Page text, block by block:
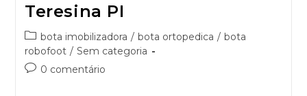
Teresina PI
bota imobilizadora / bota ortopedica / bota
robofoot / Sem categoria
0 comentário